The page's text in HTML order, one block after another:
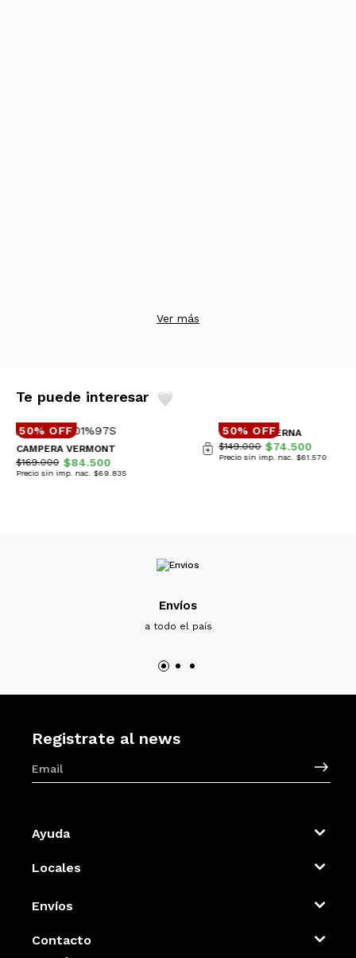
Ver más
Te puede interesar
50% OFF
CAMPERA VERMONT
$169.000 $84.500
Precio sin imp. nac. $69.835
50% OFF
CAMPERA BERNA
$149.000 $74.500
Precio sin imp. nac. $61.570
Envíos
a todo el país
Registrate al news
Ayuda
Locales
Envíos
Contacto